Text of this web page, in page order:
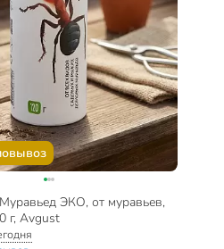
ЭКО, от муравьев,
г, Avgust